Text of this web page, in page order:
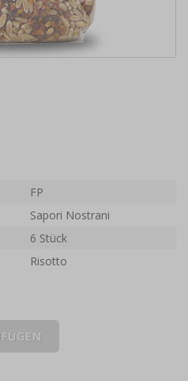
FP
Sapori Nostrani
6 Stück
Risotto